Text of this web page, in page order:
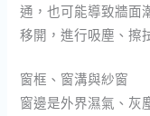
通，也可能導致牆面
移開，進行吸塵、擦
窗框、窗溝與紗窗
窗邊是外界濕氣、灰